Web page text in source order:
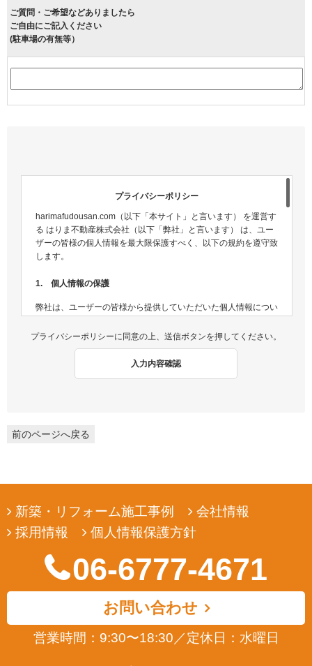
ご質問・ご希望などありましたら
ご自由にご記入ください
(駐車場の有無等）
プライバシーポリシー
harimafudousan.com（以下「本サイト」と言います） を運営す
る はりま不動産株式会社（以下「弊社」と言います） は、ユー
ザーの皆様の個人情報を最大限保護すべく、以下の規約を遵守致
します。
1. 個人情報の保護
弊社は、ユーザーの皆様から提供していただいた個人情報につい
ないよう、個人情報の適切な管理及び保護に努めます。
3. 個人情報の利用
4. 個人情報の開示
弊社は、ユーザーの皆様から提供していただいた個人情報を、正
当な理由のある場合を除き、その同意なくして第三者に開示若し
くは提供することはありません。また、その場合においても、正
当な理由がない限り、個人情報が第三者から更に開示、提供若し
くは漏洩されることのないよう努めます。
弊社は、ユーザーの皆様が提供された個人情報の確認、訂正など
プライバシーポリシーに同意の上、送信ボタンを押してください。
入力内容確認
前のページへ戻る
新築・リフォーム施工事例
会社情報
採用情報
個人情報保護方針
06-6777-4671
お問い合わせ
営業時間：9:30〜18:30 ／定休日：水曜日